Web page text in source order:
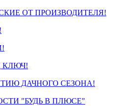
ОТ ПРОИЗВОДИТЕЛЯ!
КЛЮЧ!
ДАЧНОГО СЕЗОНА!
"БУДЬ В ПЛЮСЕ"